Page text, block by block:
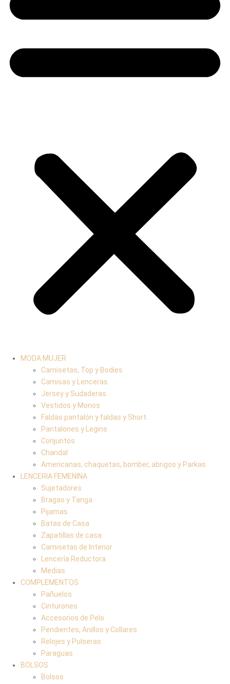
MODA MUJER
Camisetas, Top y Bodies
Camisas y Lenceras
Jersey y Sudaderas
Vestidos y Monos
Faldas pantalón y faldas y Short
Pantalones y Legins
Conjuntos
Chandal
Americanas, chaquetas, bomber, abrigos y Parkas
LENCERIA FEMENINA
Sujetadores
Bragas y Tanga
Pijamas
Batas de Casa
Zapatillas de casa
Camisetas de Interior
Lencería Reductora
Medias
COMPLEMENTOS
Pañuelos
Cinturones
Accesorios de Pelo
Pendientes, Anillos y Collares
Relojes y Pulseras
Paraguas
BOLSOS
Bolsos